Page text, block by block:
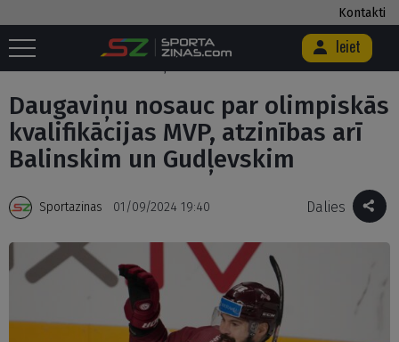
Kontakti
Ieiet
Sākums / Daugaviņu nosauc par olimpiskās kvalifikācijas MVP,
Daugaviņu nosauc par olimpiskās
kvalifikācijas MVP, atzinības arī
Balinskim un Gudļevskim
Sportazinas 01/09/2024 19:40 Dalies